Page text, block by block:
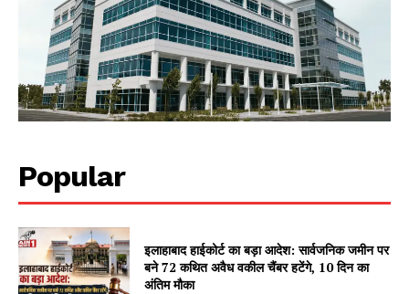
Popular
इलाहाबाद हाईकोर्ट का बड़ा आदेश: सार्वजनिक जमीन पर
बने 72 कथित अवैध वकील चैंबर हटेंगे, 10 दिन का
अंतिम मौका